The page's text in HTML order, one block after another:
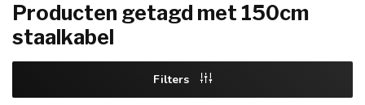
Producten getagd met 150cm
staalkabel
Filters